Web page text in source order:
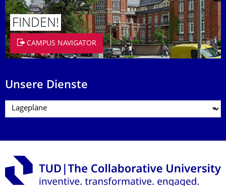
FINDEN!
CAMPUS NAVIGATOR
Unsere Dienste